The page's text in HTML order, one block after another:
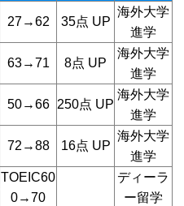
27→62 35点 UP
海外大学
進学
63→71 8点 UP
海外大学
進学
50→66 250点 UP
海外大学
進学
72→88 16点 UP
海外大学
進学
TOEIC60
0→70
ディーラ
ー留学